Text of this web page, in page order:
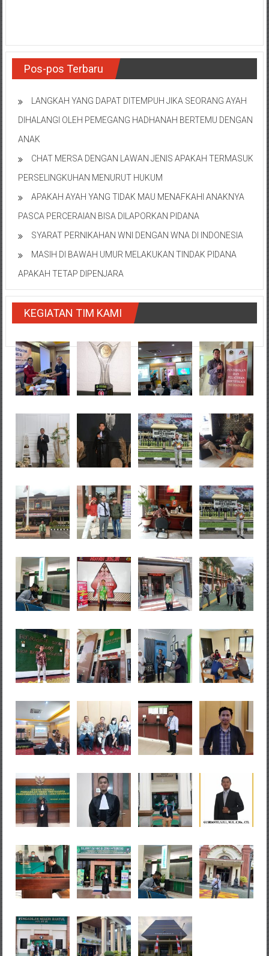
Pos-pos Terbaru
LANGKAH YANG DAPAT DITEMPUH JIKA SEORANG AYAH
DIHALANGI OLEH PEMEGANG HADHANAH BERTEMU DENGAN
ANAK
CHAT MERSA DENGAN LAWAN JENIS APAKAH TERMASUK
PERSELINGKUHAN MENURUT HUKUM
APAKAH AYAH YANG TIDAK MAU MENAFKAHI ANAKNYA
PASCA PERCERAIAN BISA DILAPORKAN PIDANA
SYARAT PERNIKAHAN WNI DENGAN WNA DI INDONESIA
MASIH DI BAWAH UMUR MELAKUKAN TINDAK PIDANA
APAKAH TETAP DIPENJARA
KEGIATAN TIM KAMI